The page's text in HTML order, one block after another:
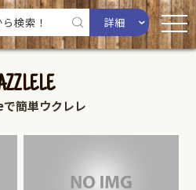
詳細
簡単ウクレレ